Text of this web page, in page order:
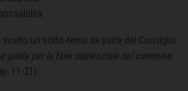
scelto un sotto-tema da parte del Consiglio
guida per la fase sapienziale del cammino
11-21).